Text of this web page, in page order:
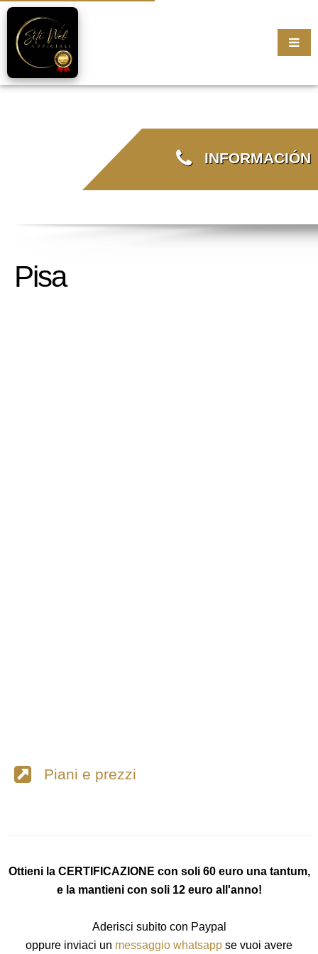
INFORMACIÓN
Pisa
Piani e prezzi
Ottieni la CERTIFICAZIONE con soli 60 euro una tantum,
e la mantieni con soli 12 euro all'anno!
Aderisci subito con Paypal
oppure inviaci un messaggio whatsapp se vuoi avere